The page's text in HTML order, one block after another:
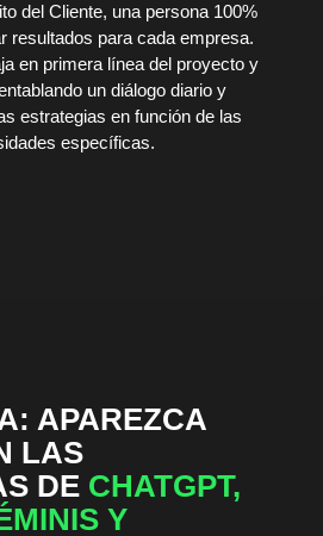
del Cliente, una persona 100%
resultados para cada empresa.
en primera línea del proyecto y
un diálogo diario y
estrategias en función de las
específicas.
APAREZCA
LAS
DE CHATGPT,
Y